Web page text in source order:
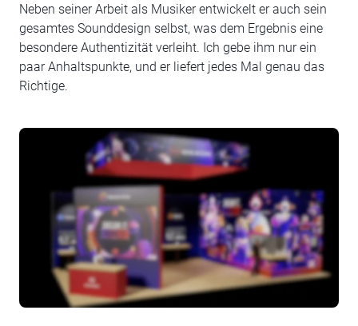
Neben seiner Arbeit als Musiker entwickelt er auch sein
gesamtes Sounddesign selbst, was dem Ergebnis eine
besondere Authentizität verleiht. Ich gebe ihm nur ein
paar Anhaltspunkte, und er liefert jedes Mal genau das
Richtige.